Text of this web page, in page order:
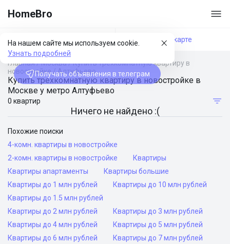
HomeBro
На нашем сайте мы используем cookie.
Узнать подробней
Получать объявления в телеграм
Фильтры На карте
Главная/Москва/Купить трехкомнатную квартиру в
новостройке/Алтуфьево
Купить трехкомнатную квартиру в новостройке в
Москве у метро Алтуфьево
0 квартир
Ничего не найдено :(
Похожие поиски
4-комн. квартиры в новостройке
2-комн. квартиры в новостройке
Квартиры
Квартиры апартаменты
Квартиры большие
Квартиры до 1 млн рублей
Квартиры до 10 млн рублей
Квартиры до 1.5 млн рублей
Квартиры до 2 млн рублей
Квартиры до 3 млн рублей
Квартиры до 4 млн рублей
Квартиры до 5 млн рублей
Квартиры до 6 млн рублей
Квартиры до 7 млн рублей